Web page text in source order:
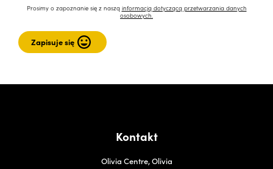
Prosimy o zapoznanie się z naszą informacją dotyczącą przetwarzania danych
osobowych.
Kontakt
Olivia Centre, Olivia